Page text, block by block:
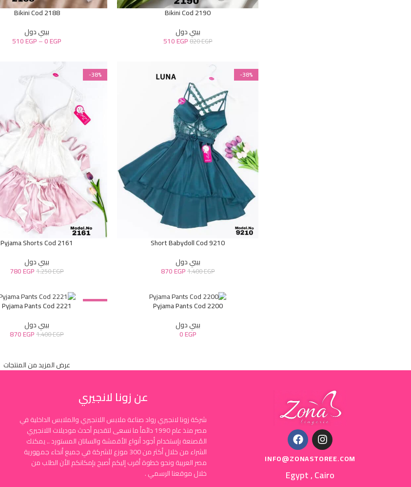
Bikini Cod 2190
بيبي دول
820EGP
510EGP
Bikini Cod 2188
بيبي دول
0EGP
–
510EGP
-38%
Short Babydoll Cod 9210
بيبي دول
1.400EGP
870EGP
-38%
Pyjama Shorts Cod 2161
بيبي دول
1.250EGP
780EGP
Pyjama Pants Cod 2200
بيبي دول
0EGP
-38%
Pyjama Pants Cod 2221
بيبي دول
1.400EGP
870EGP
عرض المزيد من المنتجات
INFO@ZONASTOREE.COM
Egypt , Cairo
عن زونا لانجيري
شركة زونا لانجيري رواد صناعة ملابس اللانجيري والملابس الداخلية في
مصر منذ عام 1990 دائماً ما نسعى لتقديم أحدث موديلات اللانجيري
المُصنعة بإستخدام أجود أنواع الأقمشة والساتان المستورد .. يمكنك
الشراء من خلال أكثر من 300 موزع للشركة في جميع أنحاء جمهورية
مصر العربية ونحو خطوة أقرب إليكم أصبح بإمكانكم الأن الطلب من
خلال موقعنا الرسمي .